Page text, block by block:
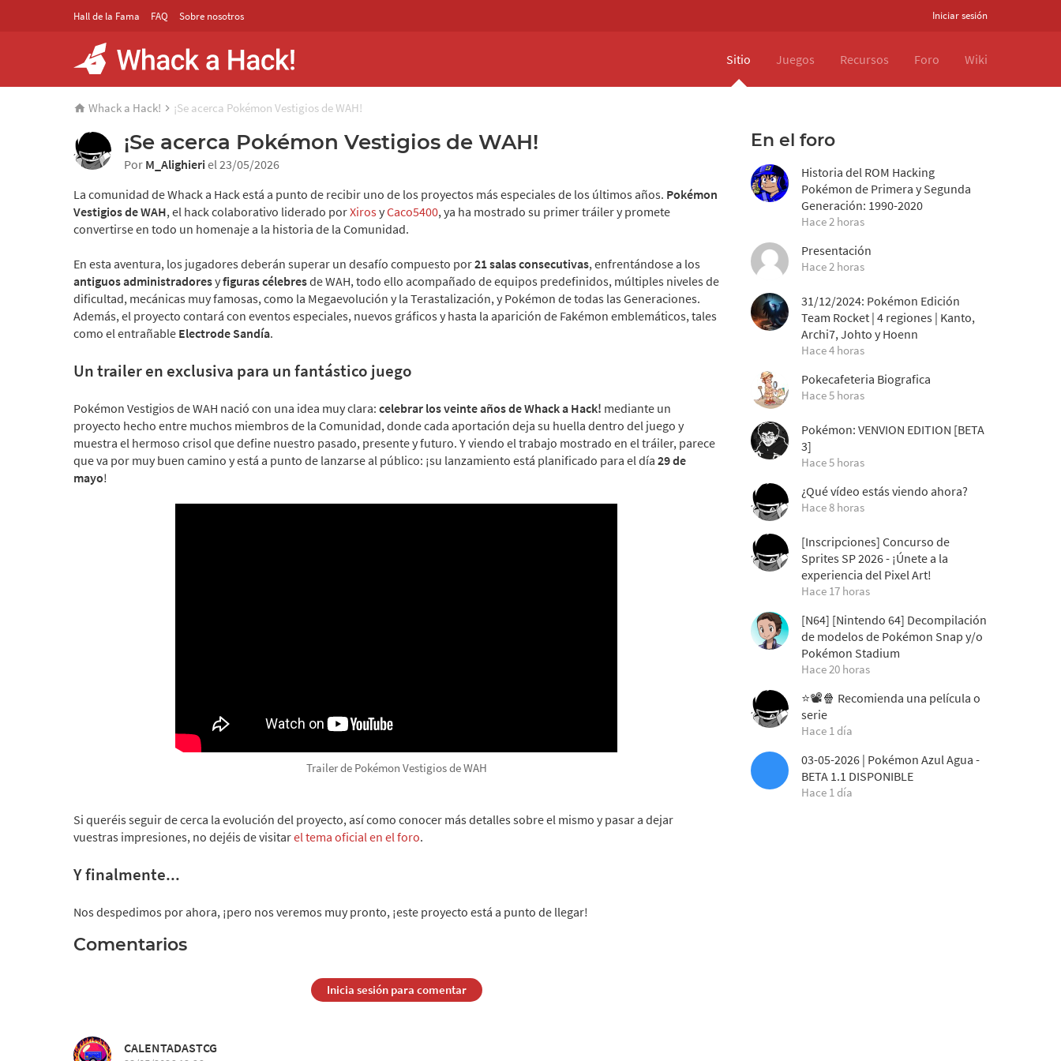
Hall de la Fama FAQ Sobre nosotros Iniciar sesión
Sitio Juegos Recursos Foro Wiki
Whack a Hack! ¡Se acerca Pokémon Vestigios de WAH!
¡Se acerca Pokémon Vestigios de WAH!
Por M_Alighieri el 23/05/2026
La comunidad de Whack a Hack está a punto de recibir uno de los proyectos más especiales de los últimos años. Pokémon
Vestigios de WAH, el hack colaborativo liderado porXirosyCaco5400, ya ha mostrado su primer tráiler y promete
convertirse en todo un homenaje a la historia de la Comunidad.
En esta aventura, los jugadores deberán superar un desafío compuesto por21 salas consecutivas, enfrentándose a los
antiguos administradoresyfiguras célebresde WAH, todo ello acompañado de equipos predefinidos, múltiples niveles de
dificultad, mecánicas muy famosas, como la Megaevolución y la Terastalización, y Pokémon de todas las Generaciones.
Además, el proyecto contará con eventos especiales, nuevos gráficos y hasta la aparición de Fakémon emblemáticos, tales
como el entrañable Electrode Sandía.
Un trailer en exclusiva para un fantástico juego
Pokémon Vestigios de WAH nació con una idea muy clara: celebrar los veinte años de Whack a Hack! mediante un
proyecto hecho entre muchos miembros de la Comunidad, donde cada aportación deja su huella dentro del juego y
muestra el hermoso crisol que define nuestro pasado, presente y futuro. Y viendo el trabajo mostrado en el tráiler, parece
que va por muy buen camino y está a punto de lanzarse al público: ¡su lanzamiento está planificado para el día 29 de
mayo!
Trailer de Pokémon Vestigios de WAH
Si queréis seguir de cerca la evolución del proyecto, así como conocer más detalles sobre el mismo y pasar a dejar
vuestras impresiones, no dejéis de visitarel tema oficial en el foro.
Y finalmente...
Nos despedimos por ahora, ¡pero nos veremos muy pronto, ¡este proyecto está a punto de llegar!
Comentarios
Inicia sesión para comentar
CALENTADASTCG
En el foro
Historia del ROM Hacking
Pokémon de Primera y Segunda
Generación: 1990-2020
Hace 2 horas
Presentación
Hace 2 horas
31/12/2024: Pokémon Edición
Team Rocket | 4 regiones | Kanto,
Archi7, Johto y Hoenn
Hace 4 horas
Pokecafeteria Biografica
Hace 5 horas
Pokémon: VENVION EDITION [BETA
3]
Hace 5 horas
¿Qué vídeo estás viendo ahora?
Hace 8 horas
[Inscripciones] Concurso de
Sprites SP 2026 - ¡Únete a la
experiencia del Pixel Art!
Hace 17 horas
[N64] [Nintendo 64] Decompilación
de modelos de Pokémon Snap y/o
Pokémon Stadium
Hace 20 horas
⭐📽️🍿 Recomienda una película o
serie
Hace 1 día
03-05-2026 | Pokémon Azul Agua -
BETA 1.1 DISPONIBLE
Hace 1 día